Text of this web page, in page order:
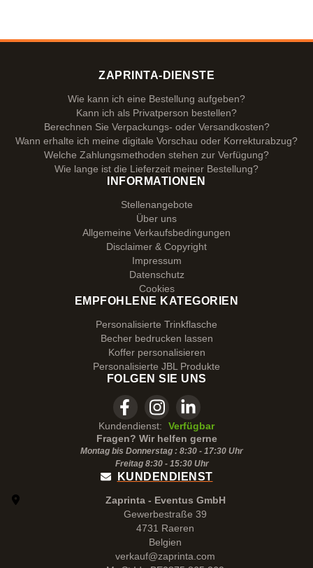
ZAPRINTA-DIENSTE
Wie kann ich eine Bestellung aufgeben?
Kann ich als Privatperson bestellen?
Berechnen Sie Verpackungs- oder Versandkosten?
Wann erhalte ich meine digitale Vorschau oder Korrekturabzug?
Welche Zahlungsmethoden stehen zur Verfügung?
Wie lange ist die Lieferzeit meiner Bestellung?
INFORMATIONEN
Stellenangebote
Über uns
Allgemeine Verkaufsbedingungen
Disclaimer & Copyright
Impressum
Datenschutz
Cookies
EMPFOHLENE KATEGORIEN
Personalisierte Trinkflasche
Becher bedrucken lassen
Koffer personalisieren
Personalisierte JBL Produkte
FOLGEN SIE UNS
Kundendienst:
Verfügbar
Fragen? Wir helfen gerne
Montag bis Donnerstag : 8:30 - 17:30 Uhr
Freitag 8:30 - 15:30Uhr
KUNDENDIENST
Zaprinta - Eventus GmbH
Gewerbestraße 39
4731 Raeren
Belgien
verkauf@zaprinta.com